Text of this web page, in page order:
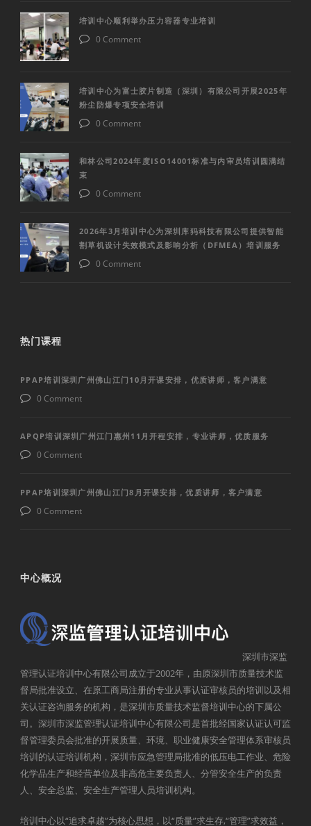
培训中心顺利举办压力容器专业培训
0 Comment
培训中心为富士胶片制造（深圳）有限公司开展2025年
粉尘防爆专项安全培训
0 Comment
和林公司2024年度ISO14001标准与内审员培训圆满结
束
0 Comment
2026年3月培训中心为深圳库犸科技有限公司提供智能
割草机设计失效模式及影响分析（DFMEA）培训服务
0 Comment
热门课程
PPAP培训深圳广州佛山江门10月开课安排，优质讲师，客户满意
0 Comment
APQP培训深圳广州江门惠州11月开程安排，专业讲师，优质服务
0 Comment
PPAP培训深圳广州佛山江门8月开课安排，优质讲师，客户满意
0 Comment
中心概况
深圳市深监
管理认证培训中心有限公司成立于2002年，由原深圳市质量技术监
督局批准设立、在原工商局注册的专业从事认证审核员的培训以及相
关认证咨询服务的机构，是深圳市质量技术监督培训中心的下属公
司。深圳市深监管理认证培训中心有限公司是首批经国家认证认可监
督管理委员会批准的开展质量、环境、职业健康安全管理体系审核员
培训的认证培训机构，深圳市应急管理局批准的低压电工作业、危险
化学品生产和经营单位及非高危主要负责人、分管安全生产的负责
人、安全总监、安全生产管理人员培训机构。
培训中心以“追求卓越”为核心思想，以“质量”求生存,“管理”求效益，